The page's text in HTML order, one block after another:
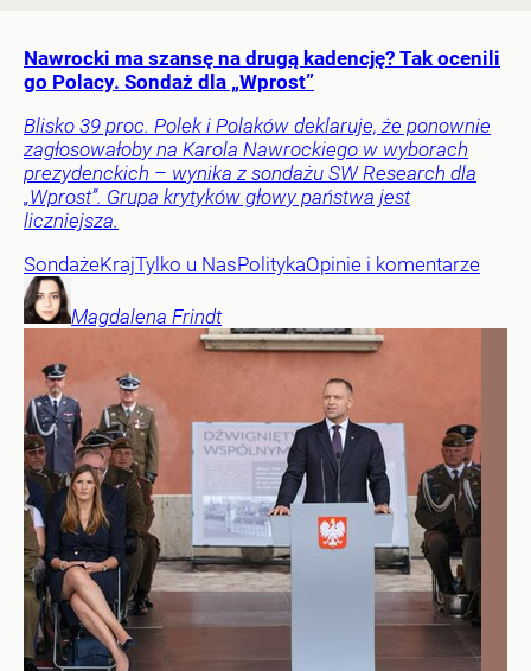
Nawrocki ma szansę na drugą kadencję? Tak ocenili
go Polacy. Sondaż dla „Wprost”
Blisko 39 proc. Polek i Polaków deklaruje, że ponownie
zagłosowałoby na Karola Nawrockiego w wyborach
prezydenckich – wynika z sondażu SW Research dla
„Wprost”. Grupa krytyków głowy państwa jest
liczniejsza.
SondażeKrajTylko u NasPolitykaOpinie i komentarze
Magdalena Frindt